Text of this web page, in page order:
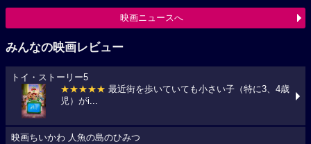
映画ニュースへ
みんなの映画レビュー
トイ・ストーリー5
★★★★★ 最近街を歩いていても小さい子（特に3、4歳
児）がi...
映画ちいかわ 人魚の島のひみつ